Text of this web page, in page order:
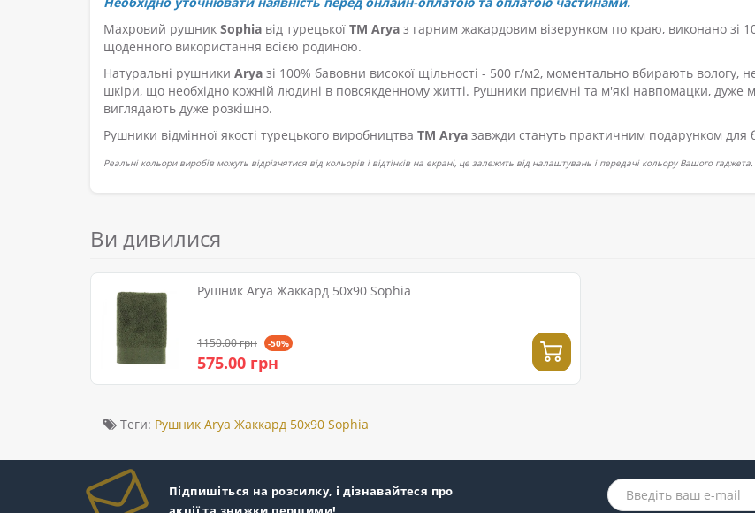
Махровий рушник Sophia від турецької ТМ Arya з гарним жакардовим візерунком по краю, виконано зі
щоденного використання всією родиною.
Натуральні рушники Arya зі 100% бавовни високої щільності - 500 г/м2, моментально вбирають вологу,
шкіри, що необхідно кожній людині в повсякденному житті. Рушники приємні та м'які навпомацки, дуже
виглядають дуже розкішно.
Рушники відмінної якості турецького виробництва ТМ Arya завжди стануть практичним подарунком для
Реальні кольори виробів можуть відрізнятися від кольорів і відтінків на екрані, це залежить від налаштувань і передачі кольору Вашого гаджета.
Ви дивилися
Рушник Arya Жаккард 50x90 Sophia
1150.00 грн -50%
575.00 грн
Теги: Рушник Arya Жаккард 50x90 Sophia
Підпишіться на розсилку, і дізнавайтеся про